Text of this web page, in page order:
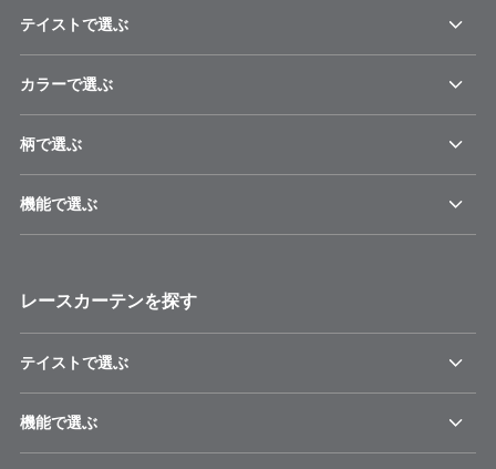
テイストで選ぶ
カラーで選ぶ
柄で選ぶ
機能で選ぶ
レースカーテンを探す
テイストで選ぶ
機能で選ぶ